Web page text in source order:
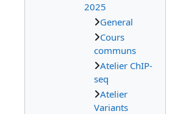
2025
General
Cours
communs
Atelier ChIP-
seq
Atelier
Variants